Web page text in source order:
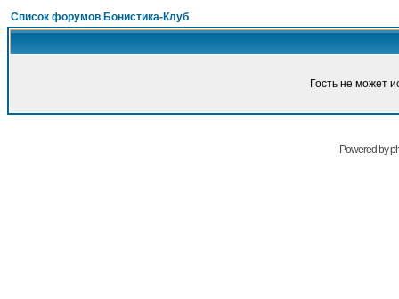
Список форумов Бонистика-Клуб
Гость не может
Powered by